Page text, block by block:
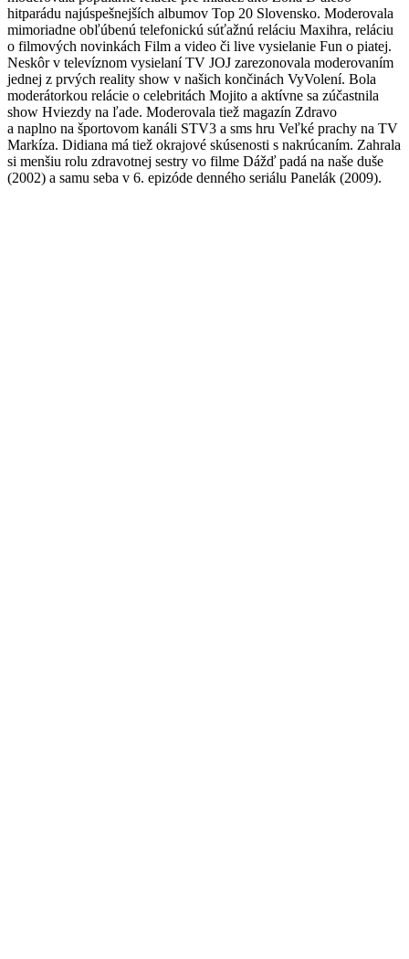
hitparádu najúspešnejších albumov Top 20 Slovensko. Moderovala
mimoriadne obľúbenú telefonickú súťažnú reláciu Maxihra, reláciu
o filmových novinkách Film a video či live vysielanie Fun o piatej.
Neskôr v televíznom vysielaní TV JOJ zarezonovala moderovaním
jednej z prvých reality show v našich končinách VyVolení. Bola
moderátorkou relácie o celebritách Mojito a aktívne sa zúčastnila
show Hviezdy na ľade. Moderovala tiež magazín Zdravo
a naplno na športovom kanáli STV3 a sms hru Veľké prachy na TV
Markíza. Didiana má tiež okrajové skúsenosti s nakrúcaním. Zahrala
si menšiu rolu zdravotnej sestry vo filme Dážď padá na naše duše
(2002) a samu seba v 6. epizóde denného seriálu Panelák (2009).